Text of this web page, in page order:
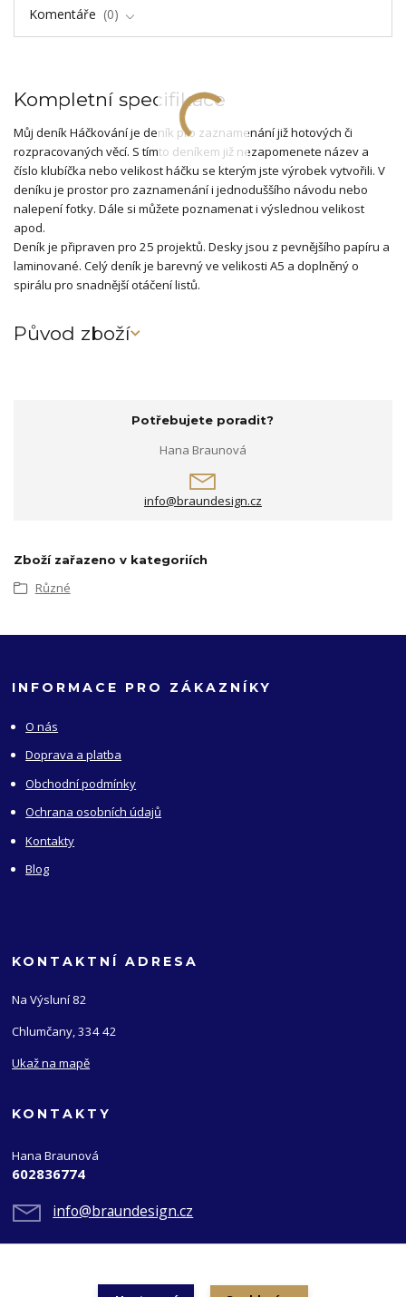
Komentáře
0
Kompletní specifikace
Můj deník Háčkování je deník pro zaznamenání již hotových či
rozpracovaných věcí. S tímto deníkem již nezapomenete název a
číslo klubíčka nebo velikost háčku se kterým jste výrobek vytvořili. V
deníku je prostor pro zaznamenání i jednoduššího návodu nebo
nalepení fotky. Dále si můžete poznamenat i výslednou velikost
apod.
Deník je připraven pro 25 projektů. Desky jsou z pevnějšího papíru a
laminované. Celý deník je barevný ve velikosti A5 a doplněný o
spirálu pro snadnější otáčení listů.
Původ zboží
Potřebujete poradit?
Hana Braunová
info@braundesign.cz
Zboží zařazeno v kategoriích
Různé
INFORMACE PRO ZÁKAZNÍKY
O nás
Doprava a platba
Obchodní podmínky
Ochrana osobních údajů
Kontakty
Blog
KONTAKTNÍ ADRESA
Na Výsluní 82
Chlumčany, 334 42
Ukaž na mapě
KONTAKTY
Hana Braunová
602836774
info@braundesign.cz